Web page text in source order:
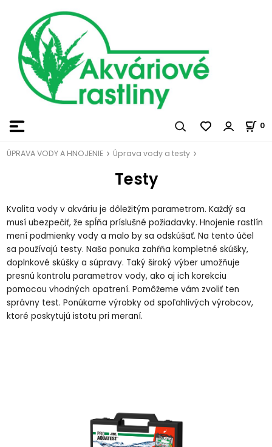
0
ÚPRAVA VODY A HNOJENIE Úprava vody a testy
Testy
Kvalita vody v akváriu je dôležitým parametrom. Každý sa
musí ubezpečiť, že spĺňa príslušné požiadavky. Hnojenie rastlín
mení podmienky vody a malo by sa odskúšať. Na tento účel
sa používajú testy. Naša ponuka zahŕňa kompletné skúšky,
doplnkové skúšky a súpravy. Taký široký výber umožňuje
presnú kontrolu parametrov vody, ako aj ich korekciu
pomocou vhodných opatrení. Pomôžeme vám zvoliť ten
správny test. Ponúkame výrobky od spoľahlivých výrobcov,
ktoré poskytujú istotu pri meraní.